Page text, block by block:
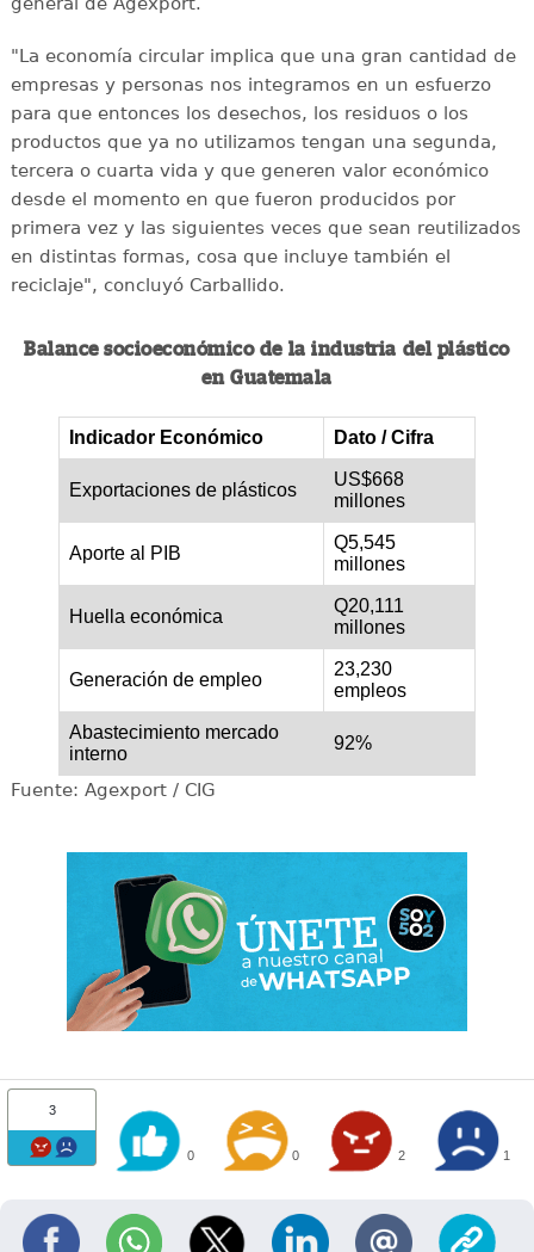
"La economía circular implica que una gran cantidad de
empresas y personas nos integramos en un esfuerzo
para que entonces los desechos, los residuos o los
productos que ya no utilizamos tengan una segunda,
tercera o cuarta vida y que generen valor económico
desde el momento en que fueron producidos por
primera vez y las siguientes veces que sean reutilizados
en distintas formas, cosa que incluye también el
reciclaje", concluyó Carballido.
Balance socioeconómico de la industria del plástico
en Guatemala
Indicador Económico Dato / Cifra
Exportaciones de plásticos
US$668
millones
Aporte al PIB
Q5,545
millones
Huella económica
Q20,111
millones
Generación de empleo
23,230
empleos
Abastecimiento mercado
interno
92%
Fuente: Agexport / CIG
3
0 0 2 1